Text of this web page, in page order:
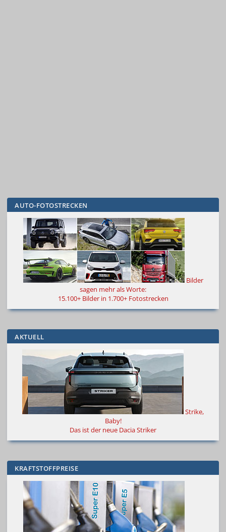
AUTO-FOTOSTRECKEN
Bilder
sagen mehr als Worte:
15.100+ Bilder in 1.700+ Fotostrecken
AKTUELL
Strike,
Baby!
Das ist der neue Dacia Striker
KRAFTSTOFFPREISE